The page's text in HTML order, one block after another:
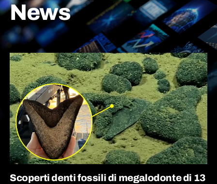
News
Scoperti denti fossili di megalodonte di 13